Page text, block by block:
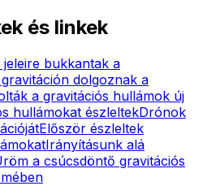
és linkek
bukkantak a
dolgoznak a
a gravitációs hullámok új
hullámokat észleltekDrónok
Először észleltek
Irányításunk alá
a csúcsdöntő gravitációs